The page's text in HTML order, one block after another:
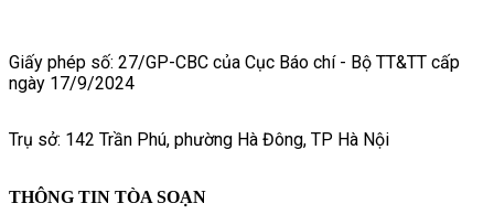
Giấy phép số: 27/GP-CBC của Cục Báo chí - Bộ TT&TT cấp
ngày 17/9/2024
Trụ sở: 142 Trần Phú, phường Hà Đông, TP Hà Nội
THÔNG TIN TÒA SOẠN